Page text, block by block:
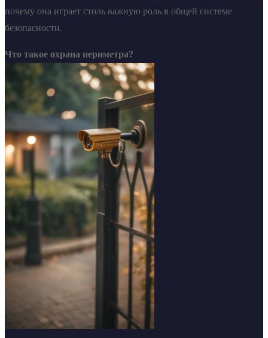
почему она играет столь важную роль в общей системе
безопасности.
Что такое охрана периметра?